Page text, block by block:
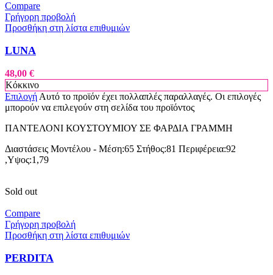
Compare
Γρήγορη προβολή
Προσθήκη στη λίστα επιθυμιών
LUNA
48,00 €
Κόκκινο
Επιλογή Αυτό το προϊόν έχει πολλαπλές παραλλαγές. Οι επιλογές
μπορούν να επιλεγούν στη σελίδα του προϊόντος
ΠΑΝΤΕΛΟΝΙ ΚΟΥΣΤΟΥΜΙΟΥ ΣΕ ΦΑΡΔΙΑ ΓΡΑΜΜΗ
Διαστάσεις Μοντέλου - Μέση:65 Στήθος:81 Περιφέρεια:92
,Υψος:1,79
Sold out
Compare
Γρήγορη προβολή
Προσθήκη στη λίστα επιθυμιών
PERDITA